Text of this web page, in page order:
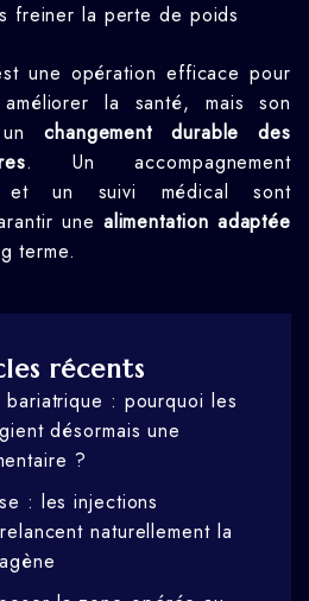
freiner la perte de poids
une opération efficace pour
la santé, mais son
unchangement durable des
. Un accompagnement
et un suivi médical sont
une alimentation adaptée
terme.
récents
: pourquoi les
désormais une
?
: les injections
naturellement la